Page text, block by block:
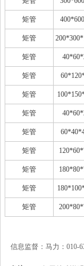
矩管
矩管
矩管
矩管
矩管
矩管
矩管
矩管
矩管
矩管
矩管
信息监督：马力：010-